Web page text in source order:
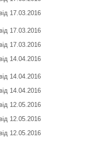
17.03.2016
17.03.2016
17.03.2016
14.04.2016
14.04.2016
14.04.2016
12.05.2016
12.05.2016
12.05.2016